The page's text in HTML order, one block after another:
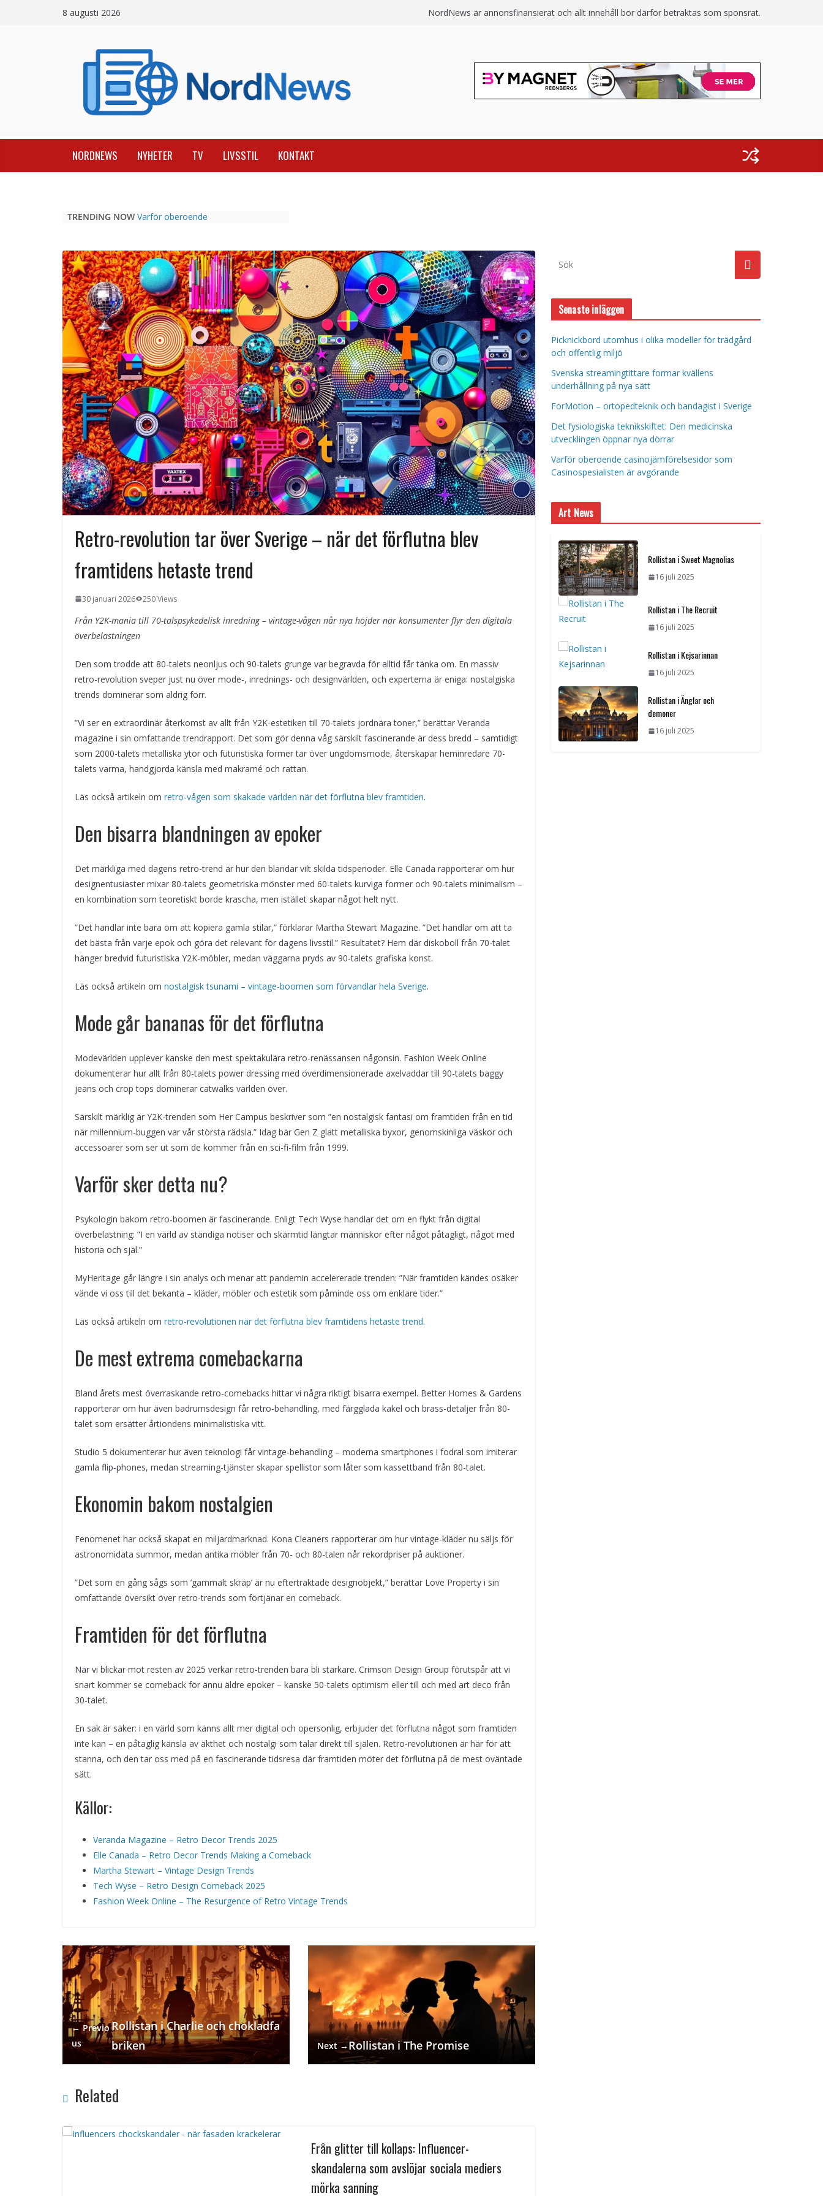
8 augusti 2026 NordNews är annonsfinansierat och allt innehåll bör därför betraktas som sponsrat.
NORDNEWS NYHETER TV LIVSSTIL KONTAKT
TRENDING NOW Varför oberoende
Picknickbord utomhus i olika
modeller för trädgård och offentlig
miljö
Svenska streamingtittare formar
kvällens underhållning på nya sätt
ForMotion – ortopedteknik och
bandagist i Sverige
Det fysiologiska teknikskiftet: Den
medicinska utvecklingen öppnar nya
dörrar
Retro-revolution tar över Sverige – när det förflutna blev
framtidens hetaste trend
30 januari 2026 250 Views
Från Y2K-mania till 70-talspsykedelisk inredning – vintage-vågen når nya höjder när konsumenter flyr den digitala
överbelastningen
Den som trodde att 80-talets neonljus och 90-talets grunge var begravda för alltid får tänka om. En massiv
retro-revolution sveper just nu över mode-, inrednings- och designvärlden, och experterna är eniga: nostalgiska
trends dominerar som aldrig förr.
”Vi ser en extraordinär återkomst av allt från Y2K-estetiken till 70-talets jordnära toner,” berättar Veranda
magazine i sin omfattande trendrapport. Det som gör denna våg särskilt fascinerande är dess bredd – samtidigt
som 2000-talets metalliska ytor och futuristiska former tar över ungdomsmode, återskapar heminredare 70-
talets varma, handgjorda känsla med makramé och rattan.
Läs också artikeln om retro-vågen som skakade världen när det förflutna blev framtiden.
Den bisarra blandningen av epoker
Det märkliga med dagens retro-trend är hur den blandar vilt skilda tidsperioder. Elle Canada rapporterar om hur
designentusiaster mixar 80-talets geometriska mönster med 60-talets kurviga former och 90-talets minimalism –
en kombination som teoretiskt borde krascha, men istället skapar något helt nytt.
”Det handlar inte bara om att kopiera gamla stilar,” förklarar Martha Stewart Magazine. ”Det handlar om att ta
det bästa från varje epok och göra det relevant för dagens livsstil.” Resultatet? Hem där diskoboll från 70-talet
hänger bredvid futuristiska Y2K-möbler, medan väggarna pryds av 90-talets grafiska konst.
Läs också artikeln om nostalgisk tsunami – vintage-boomen som förvandlar hela Sverige.
Mode går bananas för det förflutna
Modevärlden upplever kanske den mest spektakulära retro-renässansen någonsin. Fashion Week Online
dokumenterar hur allt från 80-talets power dressing med överdimensionerade axelvaddar till 90-talets baggy
jeans och crop tops dominerar catwalks världen över.
Särskilt märklig är Y2K-trenden som Her Campus beskriver som ”en nostalgisk fantasi om framtiden från en tid
när millennium-buggen var vår största rädsla.” Idag bär Gen Z glatt metalliska byxor, genomskinliga väskor och
accessoarer som ser ut som de kommer från en sci-fi-film från 1999.
Varför sker detta nu?
Psykologin bakom retro-boomen är fascinerande. Enligt Tech Wyse handlar det om en flykt från digital
överbelastning: ”I en värld av ständiga notiser och skärmtid längtar människor efter något påtagligt, något med
historia och själ.”
MyHeritage går längre i sin analys och menar att pandemin accelererade trenden: ”När framtiden kändes osäker
vände vi oss till det bekanta – kläder, möbler och estetik som påminde oss om enklare tider.”
Läs också artikeln om retro-revolutionen när det förflutna blev framtidens hetaste trend.
De mest extrema comebackarna
Bland årets mest överraskande retro-comebacks hittar vi några riktigt bisarra exempel. Better Homes & Gardens
rapporterar om hur även badrumsdesign får retro-behandling, med färgglada kakel och brass-detaljer från 80-
talet som ersätter årtiondens minimalistiska vitt.
Studio 5 dokumenterar hur även teknologi får vintage-behandling – moderna smartphones i fodral som imiterar
gamla flip-phones, medan streaming-tjänster skapar spellistor som låter som kassettband från 80-talet.
Ekonomin bakom nostalgien
Fenomenet har också skapat en miljardmarknad. Kona Cleaners rapporterar om hur vintage-kläder nu säljs för
astronomidata summor, medan antika möbler från 70- och 80-talen når rekordpriser på auktioner.
”Det som en gång sågs som ’gammalt skräp’ är nu eftertraktade designobjekt,” berättar Love Property i sin
omfattande översikt över retro-trends som förtjänar en comeback.
Framtiden för det förflutna
När vi blickar mot resten av 2025 verkar retro-trenden bara bli starkare. Crimson Design Group förutspår att vi
snart kommer se comeback för ännu äldre epoker – kanske 50-talets optimism eller till och med art deco från
30-talet.
En sak är säker: i en värld som känns allt mer digital och opersonlig, erbjuder det förflutna något som framtiden
inte kan – en påtaglig känsla av äkthet och nostalgi som talar direkt till själen. Retro-revolutionen är här för att
stanna, och den tar oss med på en fascinerande tidsresa där framtiden möter det förflutna på de mest oväntade
sätt.
Källor:
Veranda Magazine – Retro Decor Trends 2025
Elle Canada – Retro Decor Trends Making a Comeback
Martha Stewart – Vintage Design Trends
Tech Wyse – Retro Design Comeback 2025
Fashion Week Online – The Resurgence of Retro Vintage Trends
← Previo
us
Rollistan i Charlie och chokladfa
briken
Next →Rollistan i The Promise
Related
Från glitter till kollaps: Influencer-
skandalerna som avslöjar sociala mediers
mörka sanning
Senaste inläggen
Picknickbord utomhus i olika modeller för trädgård
och offentlig miljö
Svenska streamingtittare formar kvällens
underhållning på nya sätt
ForMotion – ortopedteknik och bandagist i Sverige
Det fysiologiska teknikskiftet: Den medicinska
utvecklingen öppnar nya dörrar
Varför oberoende casinojämförelsesidor som
Casinospesialisten är avgörande
Art News
Rollistan i Sweet Magnolias
16 juli 2025
Rollistan i The Recruit
16 juli 2025
Rollistan i Kejsarinnan
16 juli 2025
Rollistan i Änglar och
demoner
16 juli 2025